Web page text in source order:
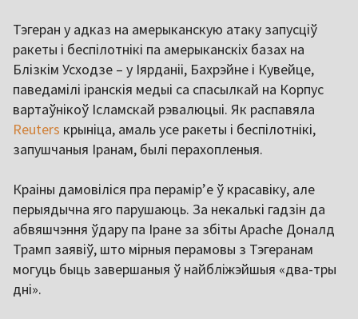
Тэгеран у адказ на амерыканскую атаку запусціў
ракеты і беспілотнікі па амерыканскіх базах на
Блізкім Усходзе – у Іярданіі, Бахрэйне і Кувейце,
паведамілі іранскія медыі са спасылкай на Корпус
вартаўнікоў Ісламскай рэвалюцыі. Як распавяла
Reuters крыніца, амаль усе ракеты і беспілотнікі,
запушчаныя Іранам, былі перахопленыя.
Краіны дамовіліся пра перамірʼе ў красавіку, але
перыядычна яго парушаюць. За некалькі гадзін да
абвяшчэння ўдару па Іране за збіты Apache Доналд
Трамп заявіў, што мірныя перамовы з Тэгеранам
могуць быць завершаныя ў найбліжэйшыя «два-тры
дні».